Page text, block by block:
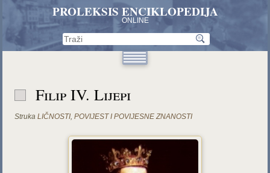
PROLEKSIS ENCIKLOPEDIJA
ONLINE
Filip IV. Lijepi
Struka LIČNOSTI,POVIJEST I POVIJESNE ZNANOSTI